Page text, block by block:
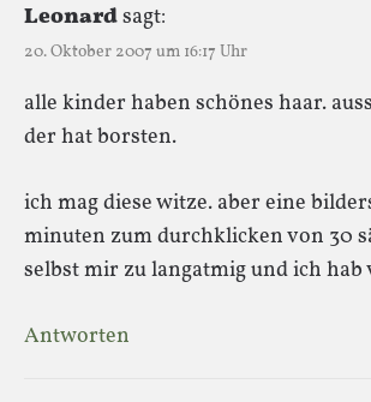
Leonardsagt:
20. Oktober 2007 um 16:17 Uhr
alle kinder haben schönes haar.
der hat borsten.
ich mag diese witze. aber eine
minuten zum durchklicken von 30
selbst mir zu langatmig und ich hab
Antworten